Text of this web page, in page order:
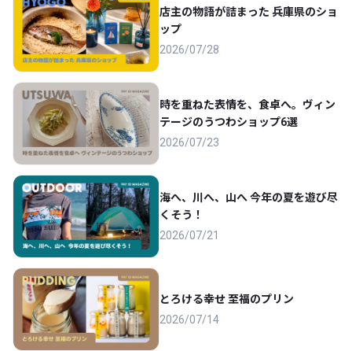
店主の物語が詰まった 兵庫県のショ
ップ
2026/07/28
時を重ねた表情を、食卓へ。ヴィン
テージのうつわショップ6選
2026/07/23
海へ、川へ、山へ 今年の夏を遊び尽
くそう！
2026/07/21
とろける幸せ 至福のプリン
2026/07/14